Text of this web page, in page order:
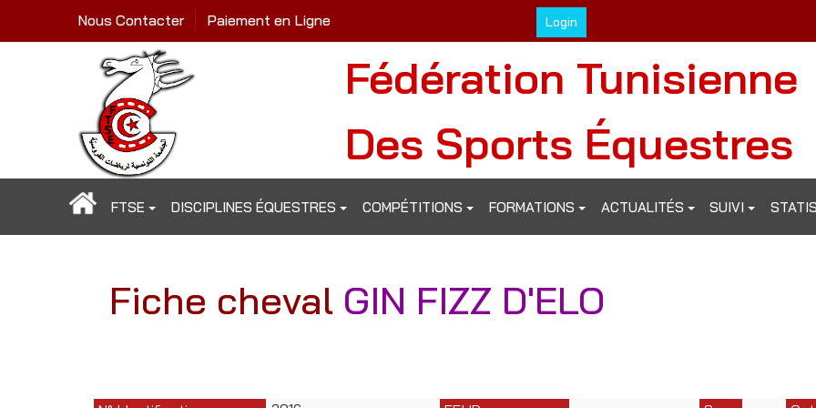
Login
Nous Contacter Paiement en Ligne
Fédération Tunisienne
Des Sports Équestres
FTSE DISCIPLINES ÉQUESTRES COMPÉTITIONS FORMATIONS ACTUALITÉS SUIVI
Fiche cheval GIN FIZZ D'ELO